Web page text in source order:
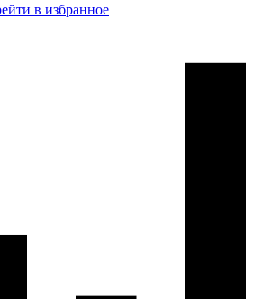
в избранное